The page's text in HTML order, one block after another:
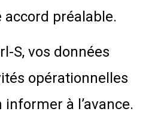
préalable.
S, vos données
opérationnelles
à l’avance.